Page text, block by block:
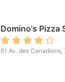
Domino's Pizza
81 Av. des